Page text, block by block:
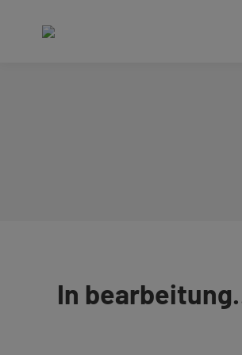
In